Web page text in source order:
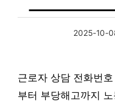
2025-10-
근로자 상담 전화번
부터 부당해고까지